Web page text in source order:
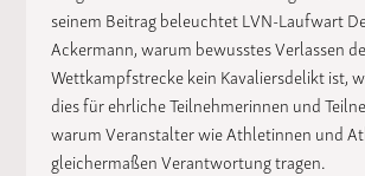
seinem Beitrag beleuchtet LVN-Laufwart
Ackermann, warum bewusstes Verlassen
Wettkampfstrecke kein Kavaliersdelikt ist,
dies für ehrliche Teilnehmerinnen und
warum Veranstalter wie Athletinnen und
gleichermaßen Verantwortung tragen.